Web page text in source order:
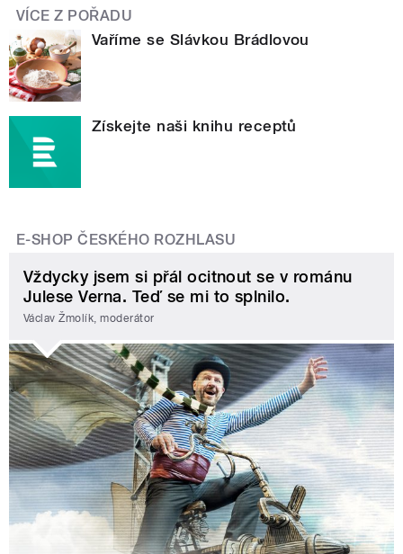
VÍCE Z POŘADU
Vaříme se Slávkou Brádlovou
Získejte naši knihu receptů
E-SHOP ČESKÉHO ROZHLASU
Vždycky jsem si přál ocitnout se v románu
Julese Verna. Teď se mi to splnilo.
Václav Žmolík, moderátor